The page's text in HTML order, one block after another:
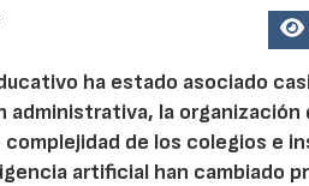
ha estado asociado
la
de los colegios e
artificial han cambiado